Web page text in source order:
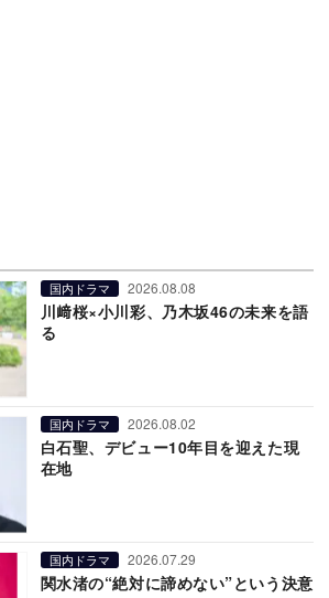
国内ドラマ 2026.08.08
川﨑桜×小川彩、乃木坂46の未来を語
る
国内ドラマ 2026.08.02
白石聖、デビュー10年目を迎えた現
在地
国内ドラマ 2026.07.29
関水渚の“絶対に諦めない”という決意